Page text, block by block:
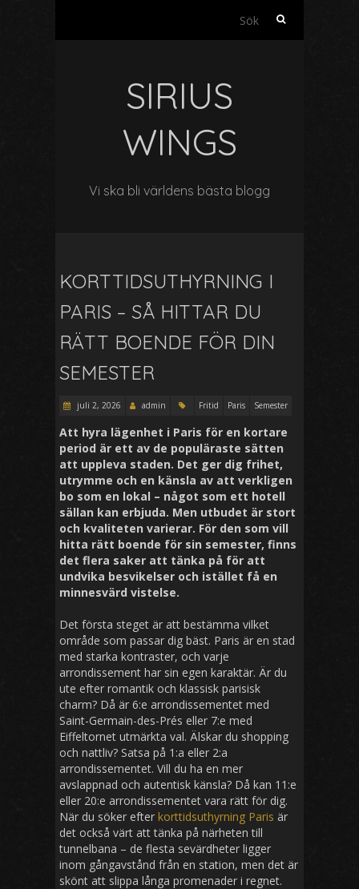
SIRIUS
WINGS
Vi ska bli världens bästa blogg
KORTTIDSUTHYRNING I
PARIS – SÅ HITTAR DU
RÄTT BOENDE FÖR DIN
SEMESTER
juli 2, 2026 admin Fritid Paris Semester
Att hyra lägenhet i Paris för en kortare
period är ett av de populäraste sätten
att uppleva staden. Det ger dig frihet,
utrymme och en känsla av att verkligen
bo som en lokal – något som ett hotell
sällan kan erbjuda. Men utbudet är stort
och kvaliteten varierar. För den som vill
hitta rätt boende för sin semester, finns
det flera saker att tänka på för att
undvika besvikelser och istället få en
minnesvärd vistelse.
Det första steget är att bestämma vilket
område som passar dig bäst. Paris är en stad
med starka kontraster, och varje
arrondissement har sin egen karaktär. Är du
ute efter romantik och klassisk parisisk
charm? Då är 6:e arrondissementet med
Saint-Germain-des-Prés eller 7:e med
Eiffeltornet utmärkta val. Älskar du shopping
och nattliv? Satsa på 1:a eller 2:a
arrondissementet. Vill du ha en mer
avslappnad och autentisk känsla? Då kan 11:e
eller 20:e arrondissementet vara rätt för dig.
När du söker efter korttidsuthyrning Paris är
det också värt att tänka på närheten till
tunnelbana – de flesta sevärdheter ligger
inom gångavstånd från en station, men det är
skönt att slippa långa promenader i regnet.